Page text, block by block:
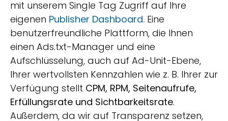
mit unserem Single Tag Zugriff auf Ihre
eigenen Publisher Dashboard. Eine
benutzerfreundliche Plattform, die Ihnen
einen Ads.txt-Manager und eine
Aufschlüsselung, auch auf Ad-Unit-Ebene,
Ihrer wertvollsten Kennzahlen wie z. B. Ihrer zur
Verfügung stellt CPM, RPM, Seitenaufrufe,
Erfüllungsrate und Sichtbarkeitsrate.
Außerdem, da wir auf Transparenz setzen,